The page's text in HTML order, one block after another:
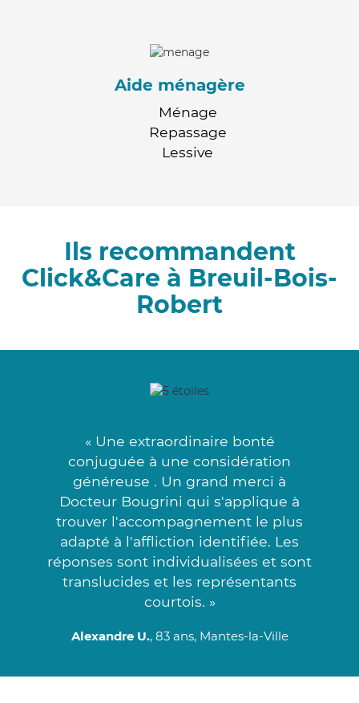
Aide ménagère
Ménage
Repassage
Lessive
Ils recommandent
Click&Care à Breuil-Bois-
Robert
« Une extraordinaire bonté
conjuguée à une considération
généreuse . Un grand merci à
Docteur Bougrini qui s'applique à
trouver l'accompagnement le plus
adapté à l'affliction identifiée. Les
réponses sont individualisées et sont
translucides et les représentants
courtois. »
Alexandre U., 83 ans, Mantes-la-Ville